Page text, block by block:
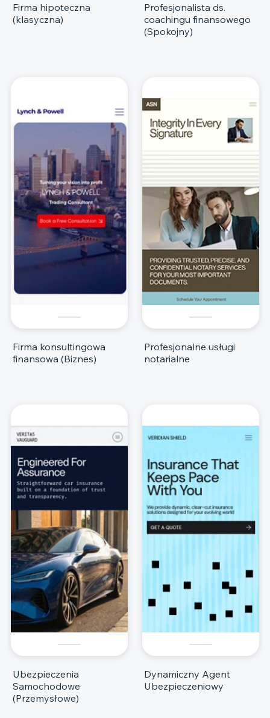
Firma hipoteczna
(klasyczna)
Profesjonalista ds.
coachingu finansowego
(Spokojny)
Firma konsultingowa
finansowa (Biznes)
Profesjonalne usługi
notarialne
Ubezpieczenia
Samochodowe
(Przemysłowe)
Dynamiczny Agent
Ubezpieczeniowy